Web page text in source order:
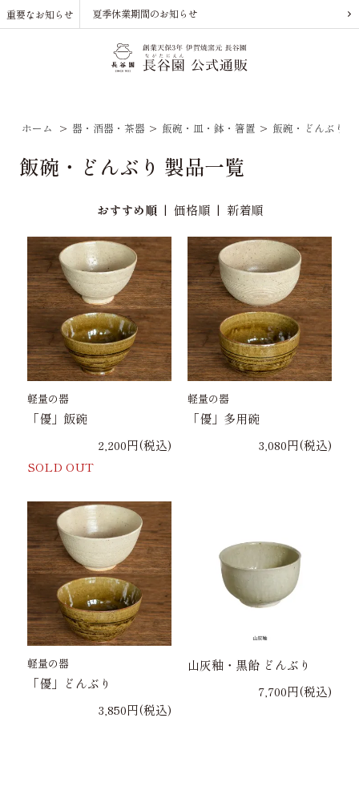
重要なお知らせ 夏季休業期間のお知らせ
ホーム > 器・酒器・茶器 > 飯碗・皿・鉢・箸置 > 飯碗・どんぶり
飯碗・どんぶり 製品一覧
おすすめ順| 価格順| 新着順
軽量の器
「優」飯碗
2,200円(税込)
SOLD OUT
軽量の器
「優」多用碗
3,080円(税込)
軽量の器
「優」どんぶり
3,850円(税込)
山灰釉・黒飴 どんぶり
7,700円(税込)